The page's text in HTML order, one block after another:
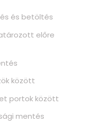
és betöltés
előre
között
portok között
mentés